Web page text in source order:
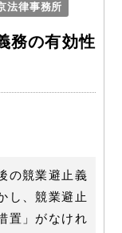
法律事務所
務の有効性
の競業避止義
し、競業避止
置」がなけれ